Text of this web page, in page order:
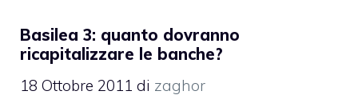
Basilea 3: quanto dovranno
ricapitalizzare le banche?
18 Ottobre 2011 di zaghor